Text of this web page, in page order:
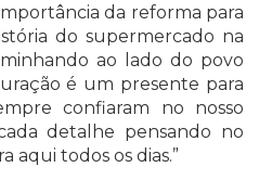
da reforma para
do supermercado na
ao lado do povo
é um presente para
confiaram no nosso
detalhe pensando no
aqui todos os dias.”